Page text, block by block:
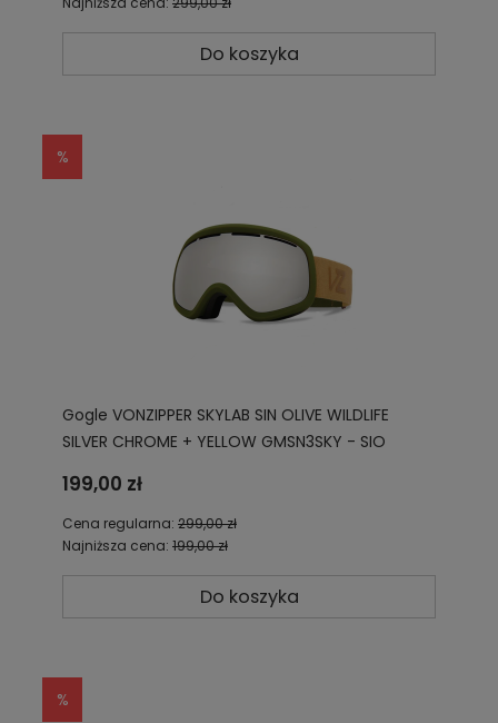
Do koszyka
Gogle VONZIPPER SKYLAB SIN OLIVE WILDLIFE
SILVER CHROME + YELLOW GMSN3SKY - SIO
199,00 zł
Cena regularna: 299,00 zł
Najniższa cena: 199,00 zł
Do koszyka